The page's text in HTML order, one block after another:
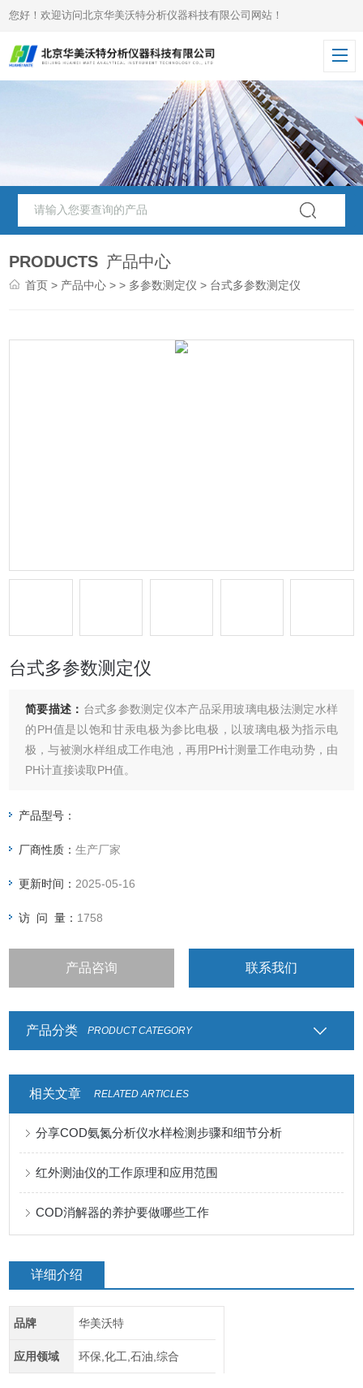
您好！欢迎访问北京华美沃特分析仪器科技有限公司网站！
PRODUCTS 产品中心
首页 > 产品中心 > > 多参数测定仪 > 台式多参数测定仪
台式多参数测定仪
简要描述： 台式多参数测定仪本产品采用玻璃电极法测定水样
的PH值是以饱和甘汞电极为参比电极，以玻璃电极为指示电
极，与被测水样组成工作电池，再用PH计测量工作电动势，由
PH计直接读取PH值。
产品型号：
厂商性质：生产厂家
更新时间： 2025-05-16
访 问 量： 1758
产品咨询 联系我们
产品分类 PRODUCT CATEGORY
相关文章 RELATED ARTICLES
分享COD氨氮分析仪水样检测步骤和细节分析
红外测油仪的工作原理和应用范围
COD消解器的养护要做哪些工作
详细介绍
品牌 华美沃特
应用领域 环保,化工,石油,综合